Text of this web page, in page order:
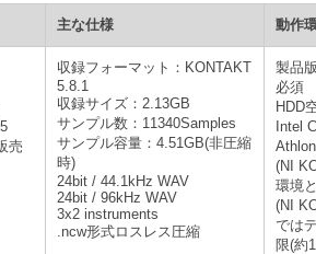
主な仕様 動作
売
収録フォーマット：KONTAKT
5.8.1
収録サイズ：2.13GB
サンプル数：11340Samples
サンプル容量：4.51GB(非圧縮
時)
24bit / 44.1kHz WAV
24bit / 96kHz WAV
3x2 instruments
.ncw形式ロスレス圧縮
製品
必須
HDD
Intel
(NI
環境
(NI
では
限(約